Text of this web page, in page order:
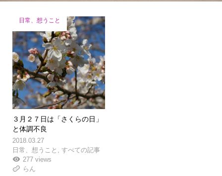
日常、想うこと
３月２７日は「さくらの日」
と体調不良
2018.03.27
日常、想うこと
すべての記事
277 views
らん